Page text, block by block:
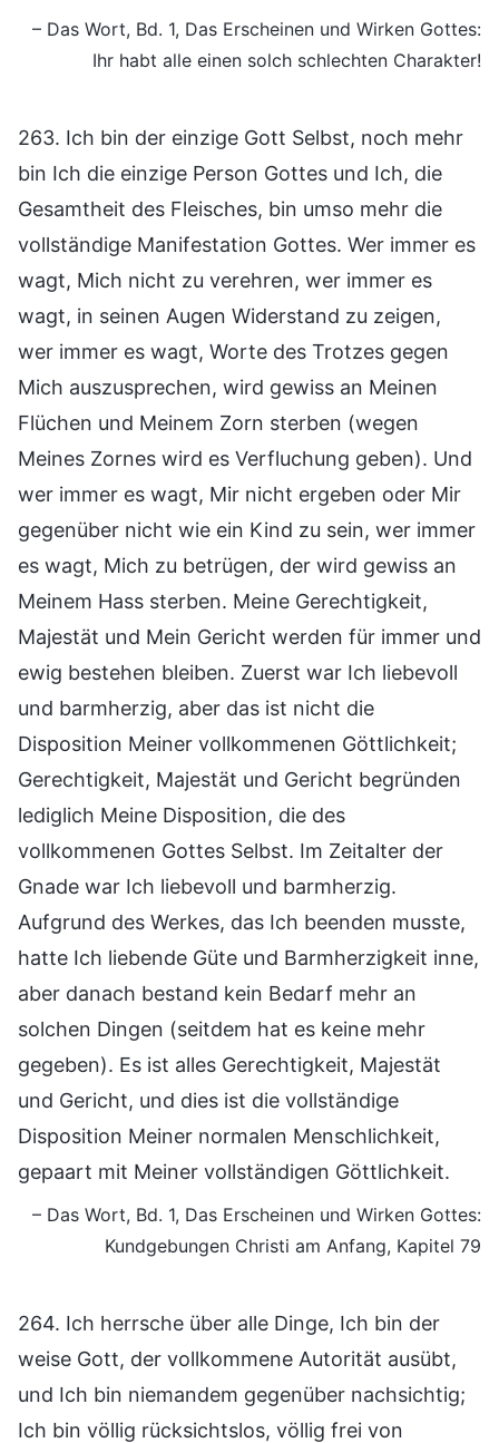
– Das Wort, Bd. 1, Das Erscheinen und Wirken Gottes:
Ihr habt alle einen solch schlechten Charakter!
263. Ich bin der einzige Gott Selbst, noch mehr
bin Ich die einzige Person Gottes und Ich, die
Gesamtheit des Fleisches, bin umso mehr die
vollständige Manifestation Gottes. Wer immer es
wagt, Mich nicht zu verehren, wer immer es
wagt, in seinen Augen Widerstand zu zeigen,
wer immer es wagt, Worte des Trotzes gegen
Mich auszusprechen, wird gewiss an Meinen
Flüchen und Meinem Zorn sterben (wegen
Meines Zornes wird es Verfluchung geben). Und
wer immer es wagt, Mir nicht ergeben oder Mir
gegenüber nicht wie ein Kind zu sein, wer immer
es wagt, Mich zu betrügen, der wird gewiss an
Meinem Hass sterben. Meine Gerechtigkeit,
Majestät und Mein Gericht werden für immer und
ewig bestehen bleiben. Zuerst war Ich liebevoll
und barmherzig, aber das ist nicht die
Disposition Meiner vollkommenen Göttlichkeit;
Gerechtigkeit, Majestät und Gericht begründen
lediglich Meine Disposition, die des
vollkommenen Gottes Selbst. Im Zeitalter der
Gnade war Ich liebevoll und barmherzig.
Aufgrund des Werkes, das Ich beenden musste,
hatte Ich liebende Güte und Barmherzigkeit inne,
aber danach bestand kein Bedarf mehr an
solchen Dingen (seitdem hat es keine mehr
gegeben). Es ist alles Gerechtigkeit, Majestät
und Gericht, und dies ist die vollständige
Disposition Meiner normalen Menschlichkeit,
gepaart mit Meiner vollständigen Göttlichkeit.
– Das Wort, Bd. 1, Das Erscheinen und Wirken Gottes:
Kundgebungen Christi am Anfang, Kapitel 79
264. Ich herrsche über alle Dinge, Ich bin der
weise Gott, der vollkommene Autorität ausübt,
und Ich bin niemandem gegenüber nachsichtig;
Ich bin völlig rücksichtslos, völlig frei von